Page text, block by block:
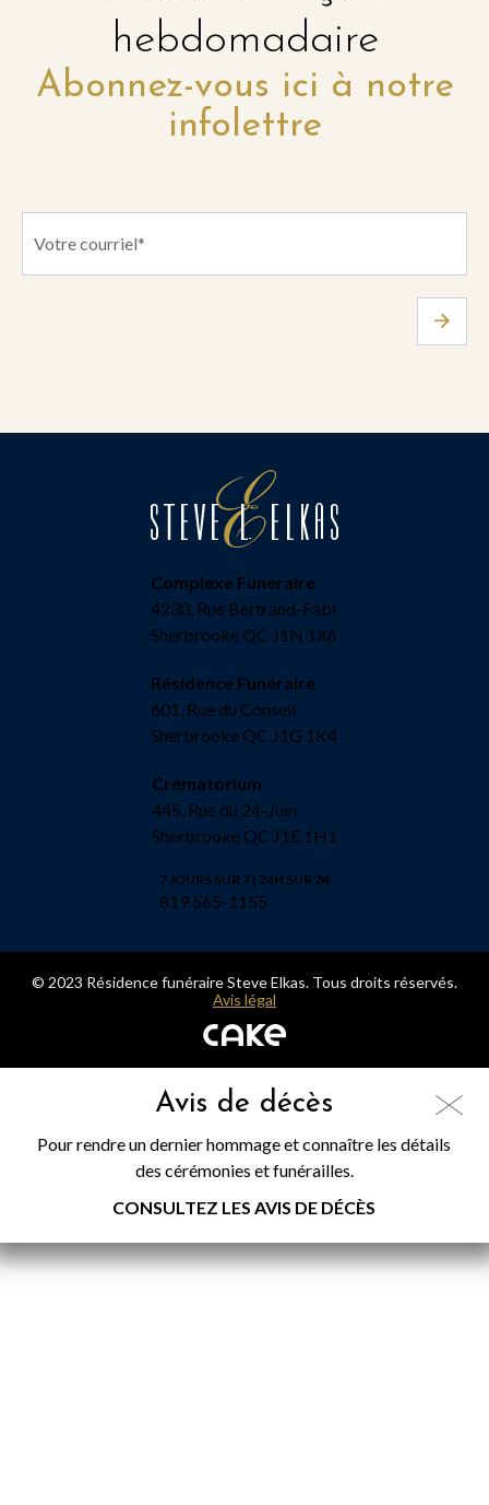
hebdomadaire
Abonnez-vous ici à notre
infolettre
Complexe Funéraire
4230, Rue Bertrand-Fabi
Sherbrooke QC J1N 1X6
Résidence Funéraire
601, Rue du Conseil
Sherbrooke QC J1G 1K4
Crématorium
445, Rue du 24-Juin
Sherbrooke QC J1E 1H1
7 JOURS SUR 7 | 24H SUR 24
819 565-1155
© 2023 Résidence funéraire Steve Elkas. Tous droits réservés.
Avis légal
Avis de décès
Pour rendre un dernier hommage et connaître les détails
des cérémonies et funérailles.
CONSULTEZ LES AVIS DE DÉCÈS